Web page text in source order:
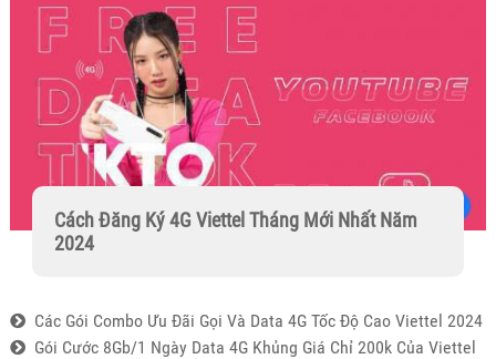
Cách Đăng Ký 4G Viettel Tháng Mới Nhất Năm
2024
Các Gói Combo Ưu Đãi Gọi Và Data 4G Tốc Độ Cao Viettel 2024
Gói Cước 8Gb/1 Ngày Data 4G Khủng Giá Chỉ 200k Của Viettel